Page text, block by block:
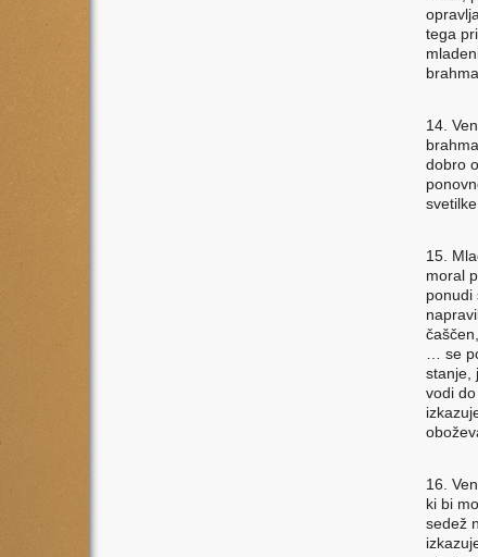
tega
14.
dobro
15.
moral
ponudi
… se
stanje,
vodi
16.
ki bi
sedež